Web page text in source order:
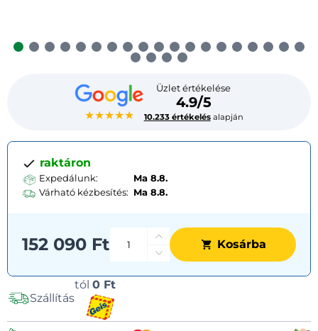
★★★★★
Üzlet értékelése
4.9/5
10.233 értékelésalapján
raktáron
Expedálunk:
Ma 8.8.
Várható kézbesítés: Ma 8.8.
152 090 Ft Kosárba
Szállítás
tól 0 Ft